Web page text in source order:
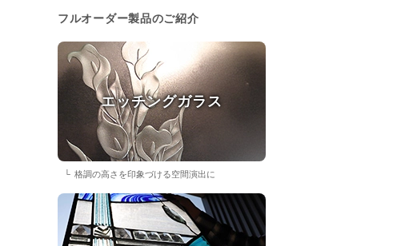
フルオーダー製品のご紹介
エッチングガラス
格調の高さを印象づける空間演出に